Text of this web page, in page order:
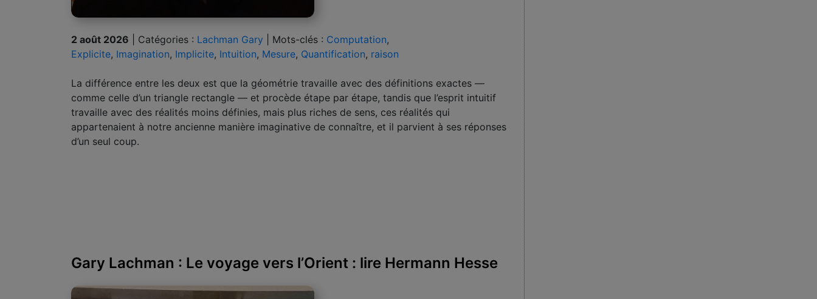
2 août 2026 Catégories : Lachman Gary Mots-clés : Computation,
Explicite, Imagination, Implicite, Intuition, Mesure, Quantification, raison
La différence entre les deux est que la géométrie travaille avec des définitions exactes —
comme celle d’un triangle rectangle — et procède étape par étape, tandis que l’esprit intuitif
travaille avec des réalités moins définies, mais plus riches de sens, ces réalités qui
appartenaient à notre ancienne manière imaginative de connaître, et il parvient à ses réponses
d’un seul coup.
Gary Lachman : Le voyage vers l’Orient : lire Hermann Hesse